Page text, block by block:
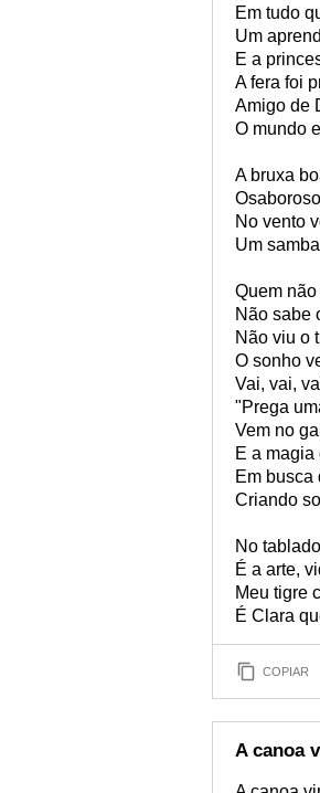
Em tudo
Um
E a
A fera foi
Amigo de
O mundo
A bruxa
No vento
Um
Quem
Não sabe
Não viu o
O sonho
Vai, vai,
"Prega
Vem no
E a magia
Em busca
Criando
No
É a arte,
Meu tigre
É Clara
COPIAR
A canoa